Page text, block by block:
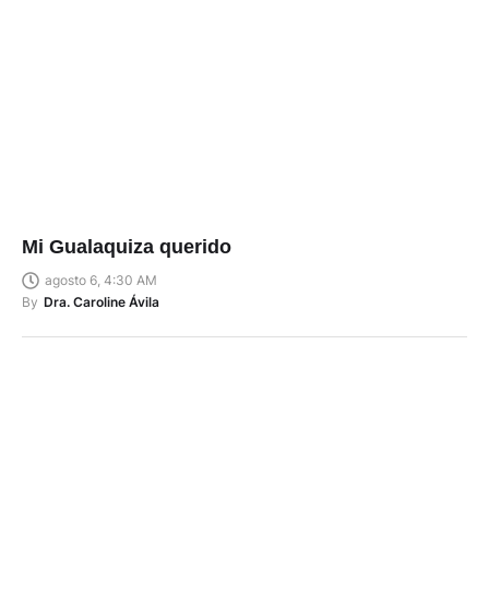
Mi Gualaquiza querido
agosto 6, 4:30 AM
By Dra. Caroline Ávila